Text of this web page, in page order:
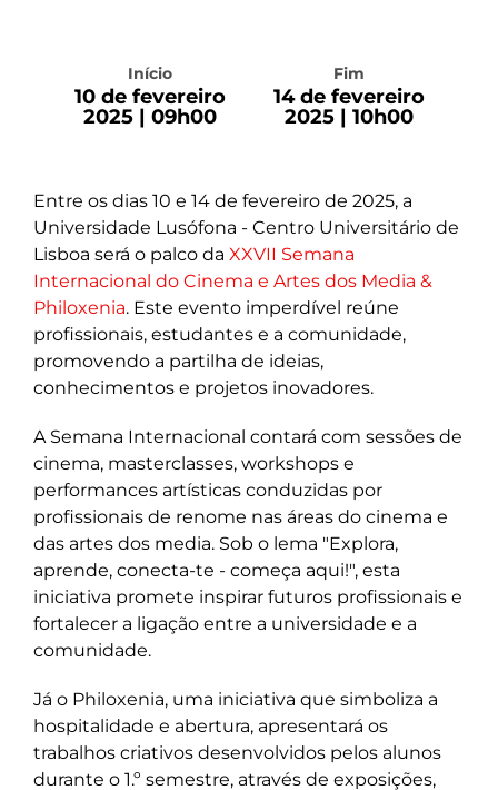
Início
10 de fevereiro
2025 | 09h00
Fim
14 de fevereiro
2025 | 10h00
Entre os dias 10 e 14 de fevereiro de 2025, a
Universidade Lusófona - Centro Universitário de
Lisboa será o palco da XXVII Semana
Internacional do Cinema e Artes dos Media &
Philoxenia. Este evento imperdível reúne
profissionais, estudantes e a comunidade,
promovendo a partilha de ideias,
conhecimentos e projetos inovadores.
A Semana Internacional contará com sessões de
cinema, masterclasses, workshops e
performances artísticas conduzidas por
profissionais de renome nas áreas do cinema e
das artes dos media. Sob o lema "Explora,
aprende, conecta-te - começa aqui!", esta
iniciativa promete inspirar futuros profissionais e
fortalecer a ligação entre a universidade e a
comunidade.
Já o Philoxenia, uma iniciativa que simboliza a
hospitalidade e abertura, apresentará os
trabalhos criativos desenvolvidos pelos alunos
durante o 1.º semestre, através de exposições,